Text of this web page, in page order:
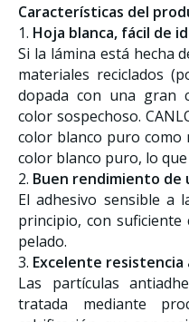
Características del
1. Hoja blanca, fácil de
Si la lámina está hecha
materiales reciclados
dopada con una gran
color sospechoso.
color blanco puro como
color blanco puro, lo
2. Buen rendimiento de
El adhesivo sensible a
principio, con suficiente
pelado.
3. Excelente resistencia
Las partículas
tratada mediante